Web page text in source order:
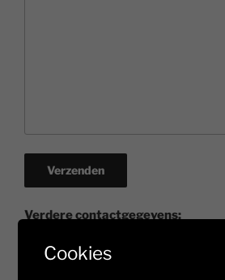
A
Verdere contactgegevens:
E-mail: sjiekemiek@gmail.com
Cookies